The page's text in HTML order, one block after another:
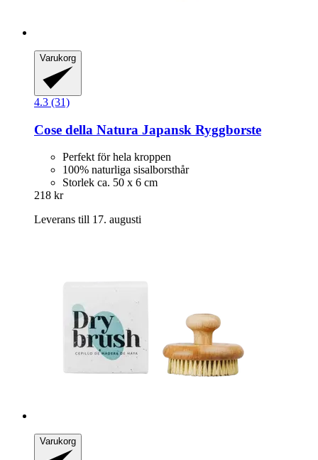
Varukorg
4.3 (31)
Cose della Natura Japansk Ryggborste
Perfekt för hela kroppen
100% naturliga sisalborsthår
Storlek ca. 50 x 6 cm
218 kr
Leverans till 17. augusti
Varukorg